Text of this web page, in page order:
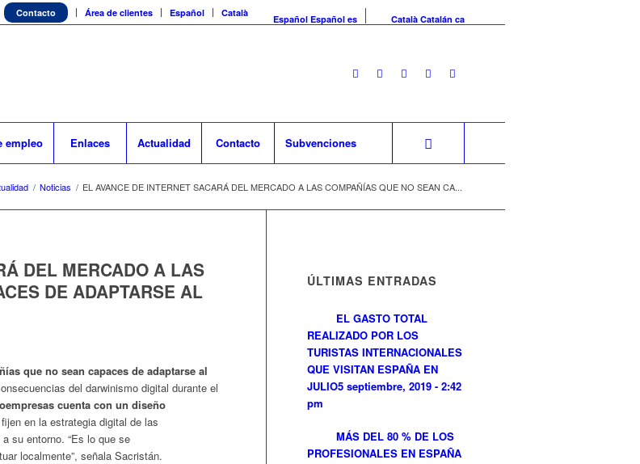
Contacto Área de clientes Español Català
Español Español es Català Catalán ca
empleo Enlaces Actualidad Contacto Subvenciones
/ Noticias / EL AVANCE DE INTERNET SACARÁ DEL MERCADO A LAS COMPAÑÍAS QUE NO SEAN CA...
DEL MERCADO A LAS
DE ADAPTARSE AL
que no sean capaces de adaptarse al
del darwinismo digital durante el
cuenta con un diseño
en la estrategia digital de las
su entorno. “Es lo que se
localmente”, señala Sacristán.
ÚLTIMAS ENTRADAS
EL GASTO TOTAL
REALIZADO POR LOS
TURISTAS INTERNACIONALES
QUE VISITAN ESPAÑA EN
JULIO5 septiembre, 2019 - 2:42
pm
MÁS DEL 80 % DE LOS
PROFESIONALES EN ESPAÑA